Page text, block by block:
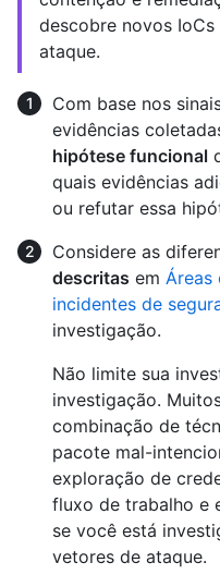
descobre novos
ataque.
Com base nos
evidências
hipótese funcional
quais evidências
ou refutar essa
Considere as
descritas em Áreas
incidentes de
investigação.
Não limite sua
investigação.
combinação de
pacote mal-
exploração de
fluxo de trabalho e
se você está
vetores de ataque.